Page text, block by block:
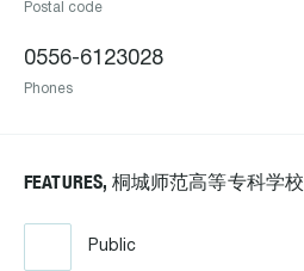
Postal code
0556-6123028
Phones
FEATURES, 桐城师范高等专科学校
Public